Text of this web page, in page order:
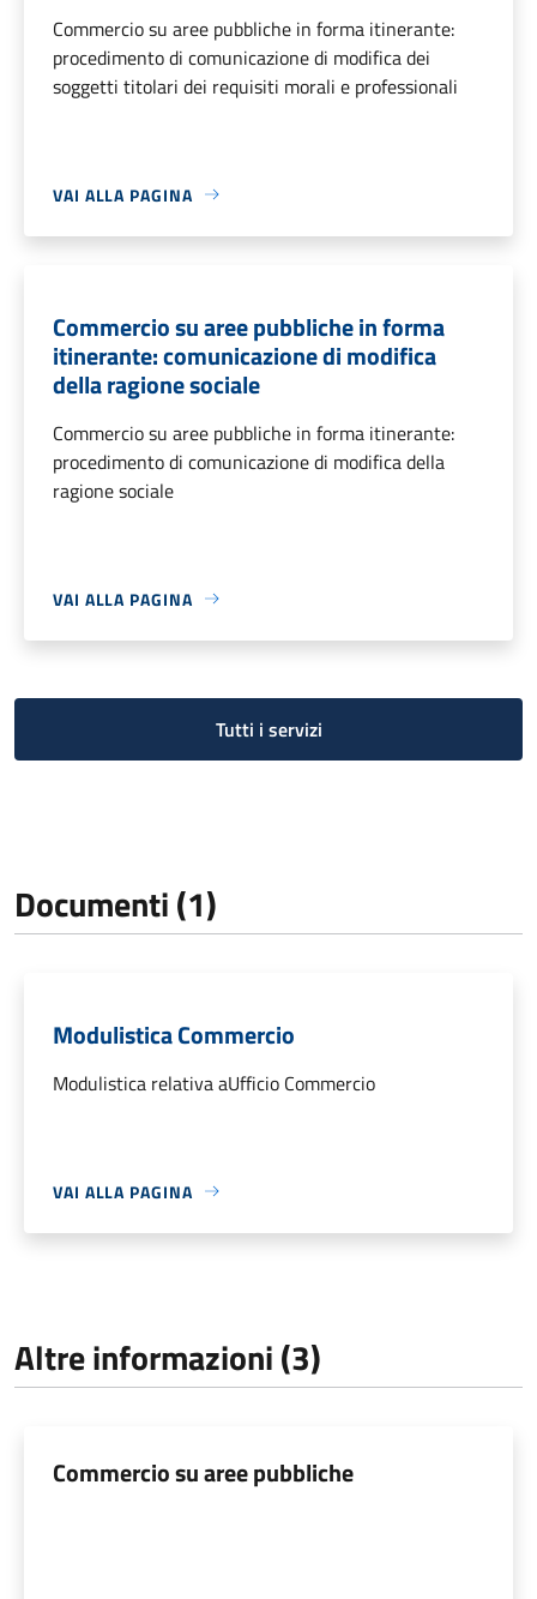
Commercio su aree pubbliche in forma itinerante:
procedimento di comunicazione di modifica dei
soggetti titolari dei requisiti morali e professionali
VAI ALLA PAGINA
Commercio su aree pubbliche in forma
itinerante: comunicazione di modifica
della ragione sociale
Commercio su aree pubbliche in forma itinerante:
procedimento di comunicazione di modifica della
ragione sociale
VAI ALLA PAGINA
Tutti i servizi
Documenti (1)
Modulistica Commercio
Modulistica relativa aUfficio Commercio
VAI ALLA PAGINA
Altre informazioni (3)
Commercio su aree pubbliche